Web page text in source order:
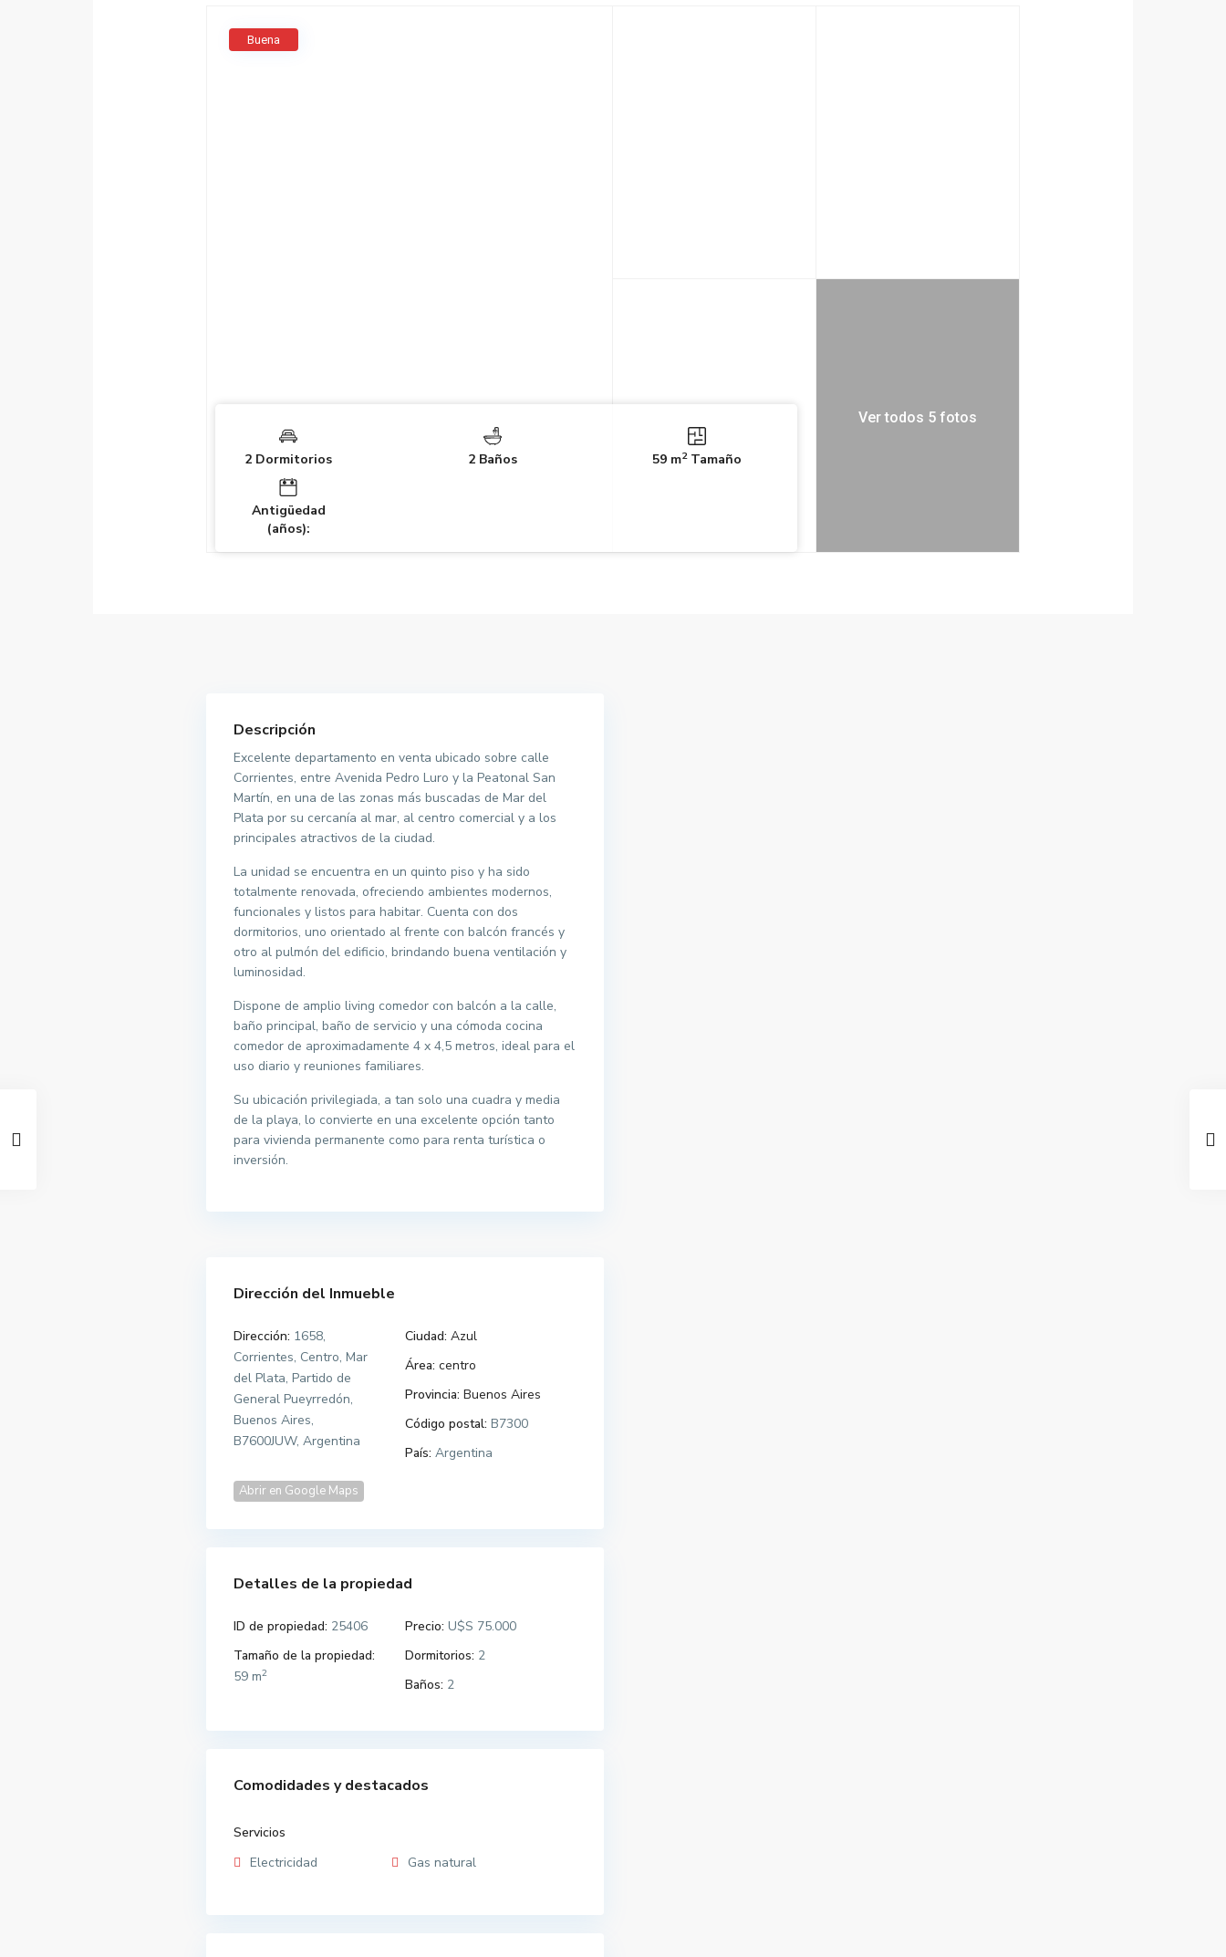
Buena
Ver todos 5 fotos
2 Dormitorios 2 Baños 59 m2Tamaño
Antigüedad
(años):
Descripción
Excelente departamento en venta ubicado sobre calle
Corrientes, entre Avenida Pedro Luro y la Peatonal San
Martín, en una de las zonas más buscadas de Mar del
Plata por su cercanía al mar, al centro comercial y a los
principales atractivos de la ciudad.
La unidad se encuentra en un quinto piso y ha sido
totalmente renovada, ofreciendo ambientes modernos,
funcionales y listos para habitar. Cuenta con dos
dormitorios, uno orientado al frente con balcón francés y
otro al pulmón del edificio, brindando buena ventilación y
luminosidad.
Dispone de amplio living comedor con balcón a la calle,
baño principal, baño de servicio y una cómoda cocina
comedor de aproximadamente 4 x 4,5 metros, ideal para el
uso diario y reuniones familiares.
Su ubicación privilegiada, a tan solo una cuadra y media
de la playa, lo convierte en una excelente opción tanto
para vivienda permanente como para renta turística o
inversión.
Dirección del Inmueble
Dirección: 1658,
Corrientes, Centro, Mar
del Plata, Partido de
General Pueyrredón,
Buenos Aires,
B7600JUW, Argentina
Ciudad: Azul
Área: centro
Provincia: Buenos Aires
Código postal: B7300
País: Argentina
Abrir en Google Maps
Detalles de la propiedad
ID de propiedad: 25406 Precio: U$S 75.000
Tamaño de la propiedad:
59 m2
Dormitorios: 2
Baños: 2
Comodidades y destacados
Servicios
Electricidad
Gas natural